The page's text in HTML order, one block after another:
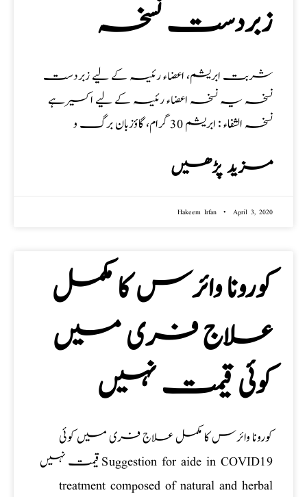
زبردست نسخہ
شربت ابریشم، اعضاء رئیسہ کے لیے زبردست
نسخہ یہ نسخہ اعضاء رئیسہ کے لیے اکسیر ہے
نسخہ الشفاء : ابریشم 30 گرام، گاؤزبان برگ و
مزید پڑھیں
Hakeem Irfan April 3, 2020
کورونا وائرس کا مکمل
علاج فری میں
کوئی قیمت نہیں
کورونا وائرس کا مکمل علاج فری میں کوئی
قیمت نہیں Suggestion for aide in COVID19
treatment composed of natural and herbal